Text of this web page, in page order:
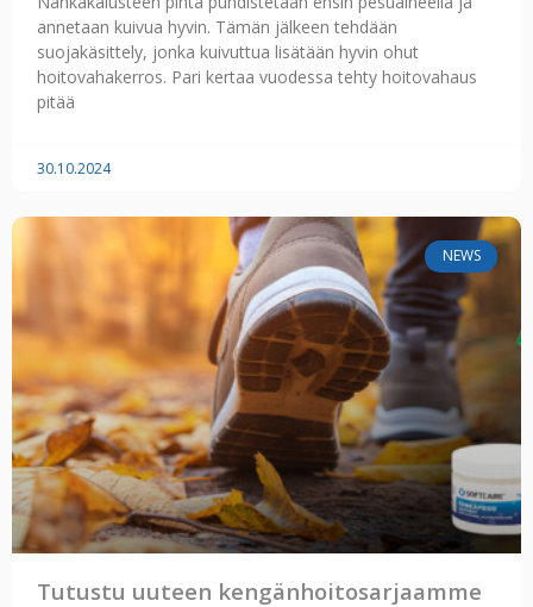
annetaan kuivua hyvin. Tämän jälkeen tehdään
suojakäsittely, jonka kuivuttua lisätään hyvin ohut
hoitovahakerros. Pari kertaa vuodessa tehty hoitovahaus
pitää
30.10.2024
NEWS
Tutustu uuteen kengänhoitosarjaamme